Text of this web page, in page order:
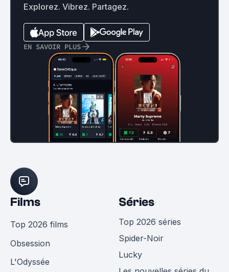
Explorez. Vibrez. Partagez.
EN SAVOIR PLUS
Films
Top 2026 films
Obsession
L'Odyssée
Séries
Top 2026 séries
Spider-Noir
Lucky